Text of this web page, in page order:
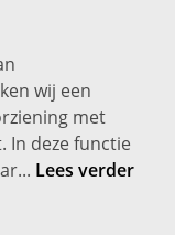
wij een
met
In deze functie
Lees verder